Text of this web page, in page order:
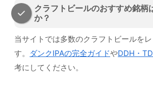
クラフトビールのおすすめ銘柄
か？
当サイトでは多数のクラフトビールを
す。
ダンクIPAの完全ガイドやDDH・
考にしてください。